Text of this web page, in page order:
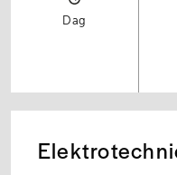
Dag